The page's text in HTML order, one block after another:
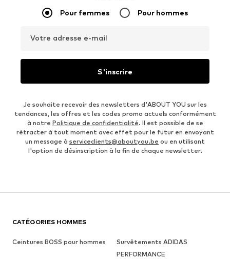
Pour femmes Pour hommes
Votre adresse e-mail
S'inscrire
Je souhaite recevoir des newsletters d'ABOUT YOU sur les
tendances, les offres et les codes promo actuels conformément
à notre Politique de confidentialité. Il est possible de se
rétracter à tout moment avec effet pour le futur en envoyant
un message à serviceclients@aboutyou.be ou en utilisant
l'option de désinscription à la fin de chaque newsletter.
CATÉGORIES HOMMES
Ceintures BOSS pour hommes
Survêtements ADIDAS
PERFORMANCE